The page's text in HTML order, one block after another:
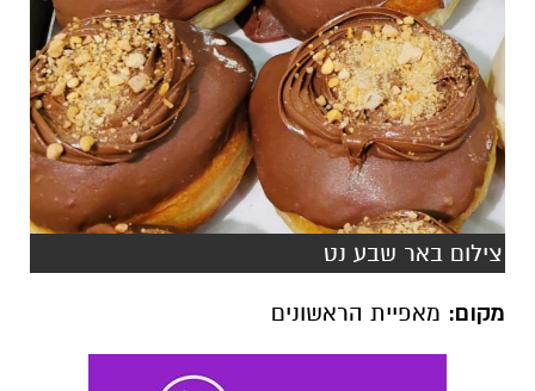
צילום באר שבע נט
מקום: מאפיית הראשונים